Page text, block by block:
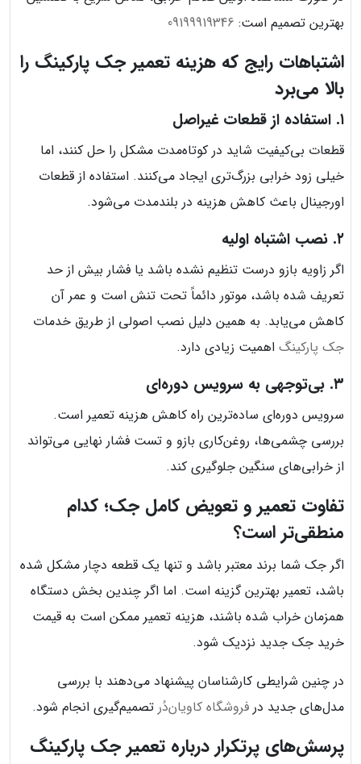
بهترین تصمیم است: 09199919346
اشتباهات رایج که هزینه تعمیر جک پارکینگ را
بالا می‌برد
۱. استفاده از قطعات غیراصل
قطعات بی‌کیفیت شاید در کوتاه‌مدت مشکل را حل کنند، اما
خیلی زود خرابی بزرگ‌تری ایجاد می‌کنند. استفاده از قطعات
اورجینال باعث کاهش هزینه در بلندمدت می‌شود.
۲. نصب اشتباه اولیه
اگر زاویه بازو درست تنظیم نشده باشد یا فشار بیش از حد
تعریف شده باشد، موتور دائماً تحت تنش است و عمر آن
کاهش می‌یابد. به همین دلیل نصب اصولی از طریق خدمات
جک پارکینگ اهمیت زیادی دارد.
۳. بی‌توجهی به سرویس دوره‌ای
سرویس دوره‌ای ساده‌ترین راه کاهش هزینه تعمیر است.
بررسی چشمی‌ها، روغن‌کاری بازو و تست فشار نهایی می‌تواند
از خرابی‌های سنگین جلوگیری کند.
تفاوت تعمیر و تعویض کامل جک؛ کدام
منطقی‌تر است؟
اگر جک شما برند معتبر باشد و تنها یک قطعه دچار مشکل شده
باشد، تعمیر بهترین گزینه است. اما اگر چندین بخش دستگاه
همزمان خراب شده باشند، هزینه تعمیر ممکن است به قیمت
خرید جک جدید نزدیک شود.
در چنین شرایطی کارشناسان پیشنهاد می‌دهند با بررسی
مدل‌های جدید در فروشگاه کاویان‌دُر تصمیم‌گیری انجام شود.
پرسش‌های پرتکرار درباره تعمیر جک پارکینگ